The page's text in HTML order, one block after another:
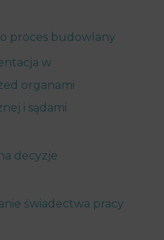
proces budowlany
w
organami
i sądami
decyzje
świadectwa pracy